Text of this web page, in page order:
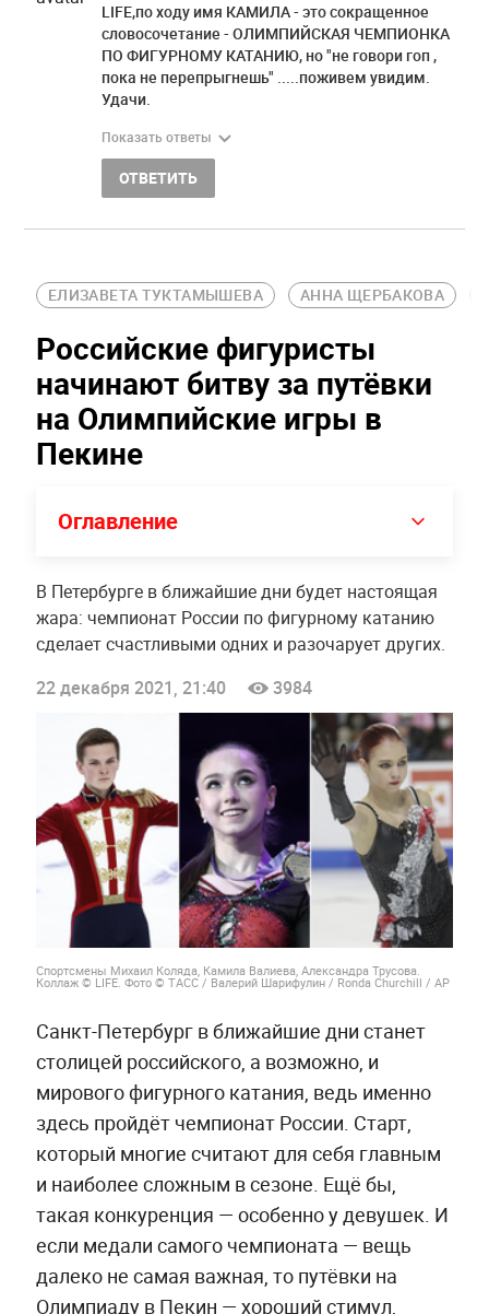
LIFE,по ходу имя КАМИЛА - это сокращенное
словосочетание - ОЛИМПИЙСКАЯ ЧЕМПИОНКА
ПО ФИГУРНОМУ КАТАНИЮ, но "не говори гоп ,
пока не перепрыгнешь" .....поживем увидим.
Удачи.
Показать ответы
ОТВЕТИТЬ
ЕЛИЗАВЕТА ТУКТАМЫШЕВА АННА ЩЕРБАКОВА
Российские фигуристы
начинают битву за путёвки
на Олимпийские игры в
Пекине
Оглавление
В Петербурге в ближайшие дни будет настоящая
жара: чемпионат России по фигурному катанию
сделает счастливыми одних и разочарует других.
22 декабря 2021, 21:40
3984
Спортсмены Михаил Коляда, Камила Валиева, Александра Трусова.
Коллаж © LIFE. Фото © ТАСС / Валерий Шарифулин / Ronda Churchill / AP
Санкт-Петербург в ближайшие дни станет
столицей российского, а возможно, и
мирового фигурного катания, ведь именно
здесь пройдёт чемпионат России. Старт,
который многие считают для себя главным
и наиболее сложным в сезоне. Ещё бы,
такая конкуренция — особенно у девушек. И
если медали самого чемпионата — вещь
далеко не самая важная, то путёвки на
Олимпиаду в Пекин — хороший стимул,